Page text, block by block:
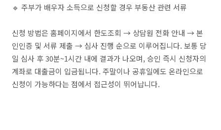
🔹 주부가 배우자 소득으로 신청할 경우 부동산 관련 서류
신청 방법은 홈페이지에서 한도조회 → 상담원 전화 안내 → 본
인인증 및 서류 제출 → 심사 진행 순으로 이루어집니다. 보통 당
일 심사 후 30분~1시간 내에 결과가 나오며, 승인 즉시 신청자의
계좌로 대출금이 입금됩니다. 주말이나 공휴일에도 온라인으로
신청이 가능하다는 점에서 접근성이 뛰어납니다.